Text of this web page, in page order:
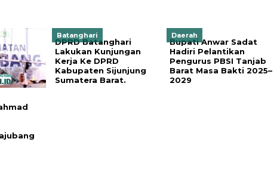
Batanghari
DPRD Batanghari
Lakukan Kunjungan
Kerja Ke DPRD
Kabupaten Sijunjung
Sumatera Barat.
Daerah
Bupati Anwar Sadat
Hadiri Pelantikan
Pengurus PBSI Tanjab
Barat Masa Bakti 2025–
2029